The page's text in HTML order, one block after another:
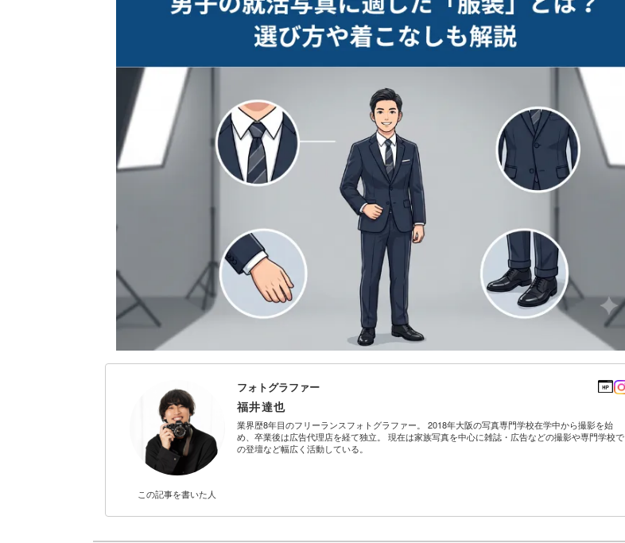
この記事を書いた人
フォトグラファー
福井達也
業界歴8年目のフリーランスフォトグラファー。 2018年大阪の写真専門学校在学中から撮影を始
め、卒業後は広告代理店を経て独立。 現在は家族写真を中心に雑誌・広告などの撮影や専門学校で
の登壇など幅広く活動している。